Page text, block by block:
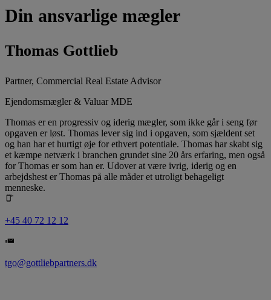
Din ansvarlige mægler
Thomas Gottlieb
Partner, Commercial Real Estate Advisor
Ejendomsmægler & Valuar MDE
Thomas er en progressiv og iderig mægler, som ikke går i seng før
opgaven er løst. Thomas lever sig ind i opgaven, som sjældent set
og han har et hurtigt øje for ethvert potentiale. Thomas har skabt sig
et kæmpe netværk i branchen grundet sine 20 års erfaring, men også
for Thomas er som han er. Udover at være ivrig, iderig og en
arbejdshest er Thomas på alle måder et utroligt behageligt
menneske.
+45 40 72 12 12
tgo@gottliebpartners.dk